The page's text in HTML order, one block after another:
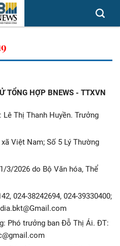
TỔNG HỢP BNEWS - TTXVN
Thị Thanh Huyền. Trưởng
Việt Nam; Số 5 Lý Thường
3/2026 do Bộ Văn hóa, Thể
024-38242694, 024-39330400;
Phó trưởng ban Đỗ Thị Ái. ĐT: